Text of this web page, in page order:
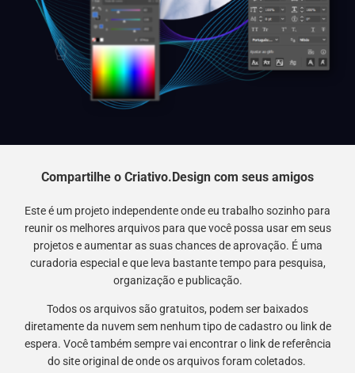
Compartilhe o Criativo.Design com seus amigos
Este é um projeto independente onde eu trabalho sozinho para
reunir os melhores arquivos para que você possa usar em seus
projetos e aumentar as suas chances de aprovação. É uma
curadoria especial e que leva bastante tempo para pesquisa,
organização e publicação.
Todos os arquivos são gratuitos, podem ser baixados
diretamente da nuvem sem nenhum tipo de cadastro ou link de
espera. Você também sempre vai encontrar o link de referência
do site original de onde os arquivos foram coletados.